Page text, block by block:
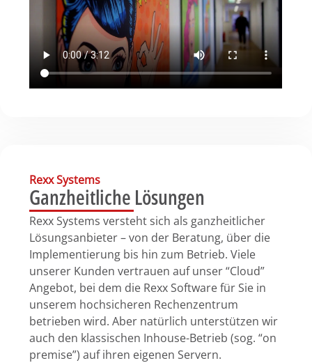
Rexx Systems
Ganzheitliche Lösungen
Rexx Systems versteht sich als ganzheitlicher
Lösungsanbieter – von der Beratung, über die
Implementierung bis hin zum Betrieb. Viele
unserer Kunden vertrauen auf unser “Cloud”
Angebot, bei dem die Rexx Software für Sie in
unserem hochsicheren Rechenzentrum
betrieben wird. Aber natürlich unterstützen wir
auch den klassischen Inhouse-Betrieb (sog. “on
premise”) auf ihren eigenen Servern.